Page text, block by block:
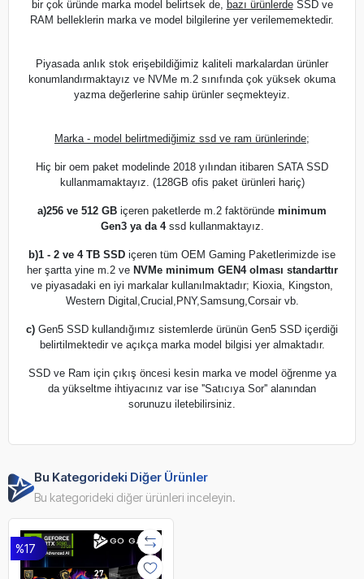
bir çok üründe marka model belirtsek de, bazı ürünlerdeSSD ve
RAM belleklerin marka ve model bilgilerine yer verilememektedir.
Piyasada anlık stok erişebildiğimiz kaliteli markalardan ürünler
konumlandırmaktayız ve NVMe m.2 sınıfında çok yüksek okuma
yazma değerlerine sahip ürünler seçmekteyiz.
Marka - model belirtmediğimiz ssd ve ram ürünlerinde;
Hiç bir oem paket modelinde 2018 yılından itibaren SATA SSD
kullanmamaktayız. (128GB ofis paket ürünleri hariç)
a)256 ve 512 GB içeren paketlerde m.2 faktöründe minimum
Gen3 ya da 4ssd kullanmaktayız.
b)1 - 2 ve 4 TB SSD içeren tüm OEM Gaming Paketlerimizde ise
her şartta yine m.2 ve NVMe minimum GEN4 olması standarttır
ve piyasadaki en iyi markalar kullanılmaktadır; Kioxia, Kingston,
Western Digital,Crucial,PNY,Samsung,Corsair vb.
c) Gen5 SSD kullandığımız sistemlerde ürünün Gen5 SSD içerdiği
belirtilmektedir ve açıkça marka model bilgisi yer almaktadır.
SSD ve Ram için çıkış öncesi kesin marka ve model öğrenme ya
da yükseltme ihtiyacınız var ise ''Satıcıya Sor'' alanından
sorunuzu iletebilirsiniz.
Bu Kategorideki Diğer Ürünler
Bu kategorideki diğer ürünleri inceleyin.
%17